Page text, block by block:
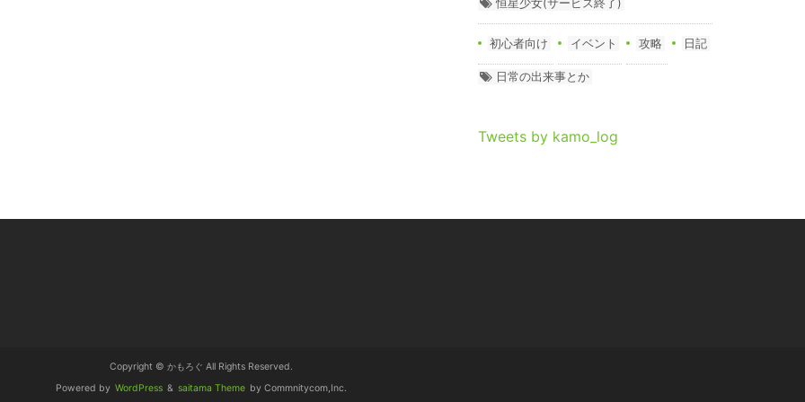
初心者向け イベント 攻略 日記
日常の出来事とか
Tweets by kamo_log
Copyright © かもろぐ All Rights Reserved.
Powered by WordPress & saitama Theme by Commnitycom,Inc.